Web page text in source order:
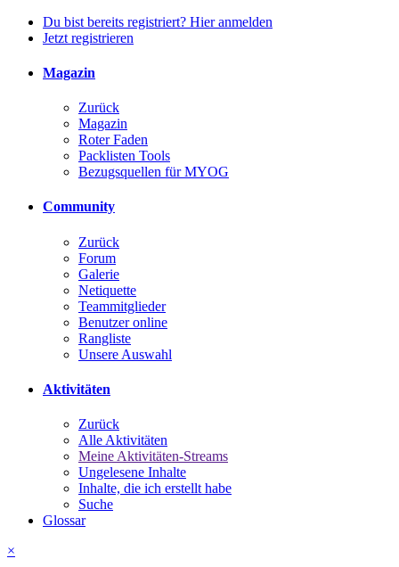
Du bist bereits registriert? Hier anmelden
Jetzt registrieren
Magazin
Zurück
Magazin
Roter Faden
Packlisten Tools
Bezugsquellen für MYOG
Community
Zurück
Forum
Galerie
Netiquette
Teammitglieder
Benutzer online
Rangliste
Unsere Auswahl
Aktivitäten
Zurück
Alle Aktivitäten
Meine Aktivitäten-Streams
Ungelesene Inhalte
Inhalte, die ich erstellt habe
Suche
Glossar
×